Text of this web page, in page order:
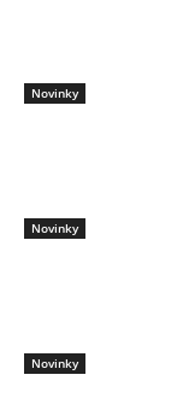
Novinky
Novinky
Novinky